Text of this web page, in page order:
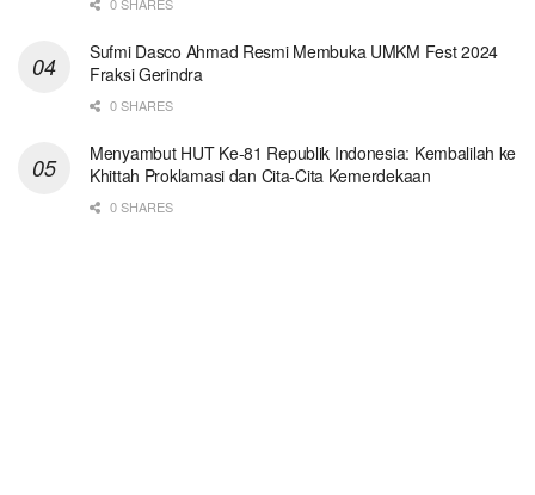
Sufmi Dasco Ahmad Resmi Membuka UMKM Fest 2024
Fraksi Gerindra
0 SHARES
Menyambut HUT Ke-81 Republik Indonesia: Kembalilah ke
Khittah Proklamasi dan Cita-Cita Kemerdekaan
0 SHARES